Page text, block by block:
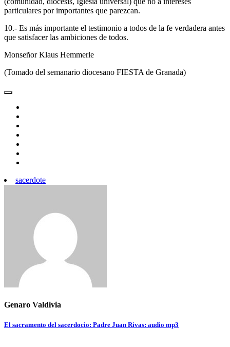
particulares por importantes que parezcan.
10.- Es más importante el testimonio a todos de la fe verdadera antes
que satisfacer las ambiciones de todos.
Monseñor Klaus Hemmerle
(Tomado del semanario diocesano FIESTA de Granada)
sacerdote
Genaro Valdivia
Navegación
El sacramento del sacerdocio: Padre Juan Rivas: audio mp3